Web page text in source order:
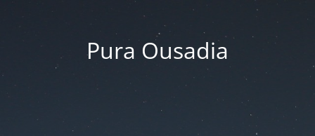
Pura Ousadia